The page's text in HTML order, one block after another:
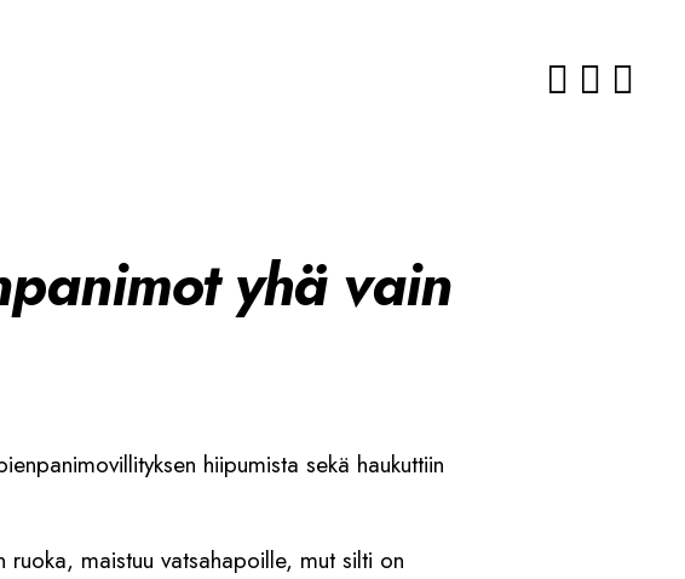
yhä vain
hiipumista sekä haukuttiin
maistuu vatsahapoille, mut silti on